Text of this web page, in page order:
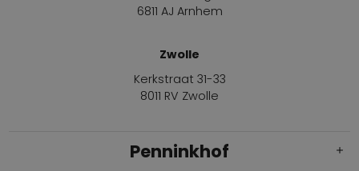
6811 AJ Arnhem
Zwolle
Kerkstraat 31-33
8011 RV Zwolle
Penninkhof